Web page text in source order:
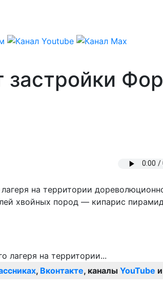
на территории
хвойных пород — кипарис
, Вконтакте, каналы YouTube и